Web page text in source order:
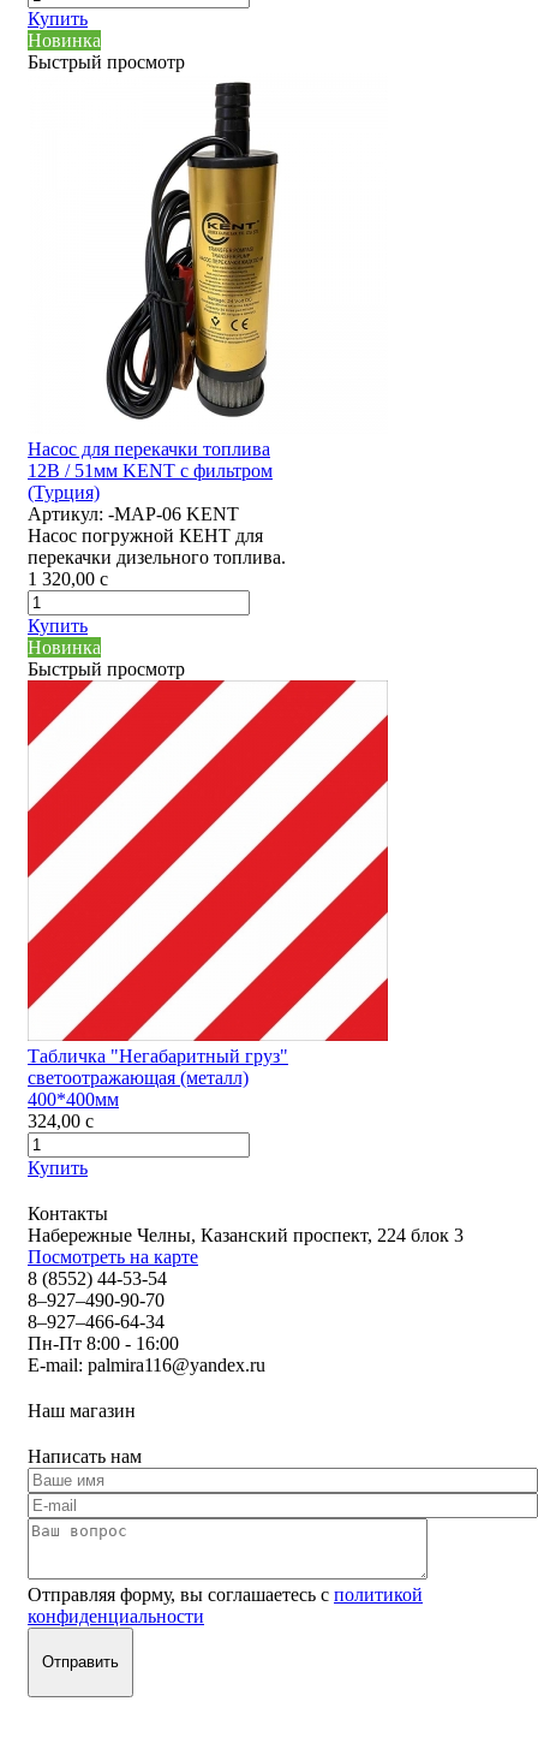
Купить
Новинка
Быстрый просмотр
Насос для перекачки топлива
12В / 51мм KENT с фильтром
(Турция)
Артикул: -MAP-06 KENT
Насос погружной КЕНТ для
перекачки дизельного топлива.
1 320,00 c
Купить
Новинка
Быстрый просмотр
Табличка "Негабаритный груз"
светоотражающая (металл)
400*400мм
324,00 c
Купить
Контакты
Набережные Челны, Казанский проспект, 224 блок 3
Посмотреть на карте
8 (8552) 44-53-54
8–927–490-90-70
8–927–466-64-34
Пн-Пт 8:00 - 16:00
E-mail: palmira116@yandex.ru
Наш магазин
Написать нам
Отправляя форму, вы соглашаетесь с политикой
конфиденциальности